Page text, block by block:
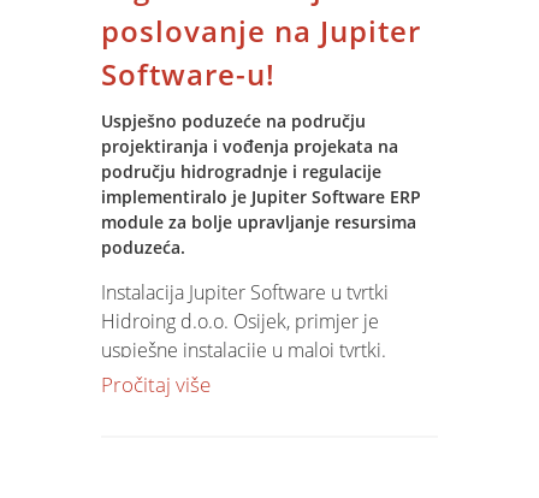
U ovom zahtjevnom projektu Jupiter
Software je pokazao svu svoju
tehnološku snagu client server multi
Kandidati će morati proći obavezno
testiranje i provjeru sposobnosti i
vještina za radno mjesto.
poslovanje na Jupiter
Software-u!
Uspješno poduzeće na području
projektiranja i vođenja projekata na
području hidrogradnje i regulacije
implementiralo je Jupiter Software ERP
module za bolje upravljanje resursima
poduzeća.
Instalacija Jupiter Software u tvrtki
Hidroing d.o.o. Osijek, primjer je
uspješne instalacije u maloj tvrtki.
Korištenjem MS MSDE kao RDBMS
Pročitaj više